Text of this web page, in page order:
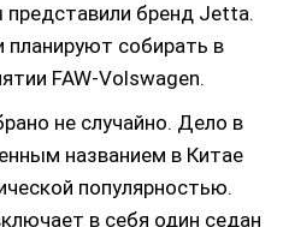
бренд Jetta.
собирать в
FAW-Volswagen.
не случайно. Дело в
названием в Китае
популярностью.
в себя один седан